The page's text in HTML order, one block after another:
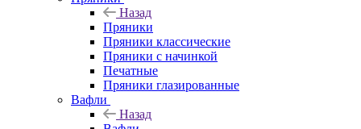
Назад
Пряники
Пряники классические
Пряники с начинкой
Печатные
Пряники глазированные
Вафли
Назад